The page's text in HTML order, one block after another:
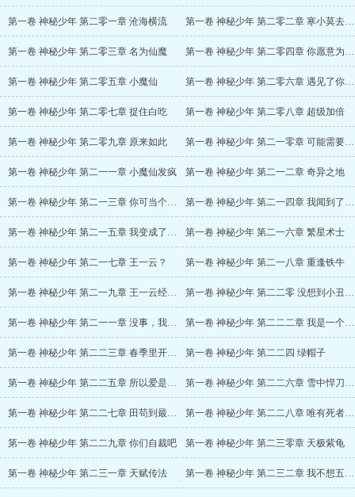
第一卷 神秘少年 第二零一章 沧海横流 第一卷 神秘少年 第二零二章 寒小莫去哪了
第一卷 神秘少年 第二零三章 名为仙魔 第一卷 神秘少年 第二零四章 你愿意为我而死吗
第一卷 神秘少年 第二零五章 小魔仙 第一卷 神秘少年 第二零六章 遇见了你我就哦哦哦哦哦
第一卷 神秘少年 第二零七章 捉住白吃 第一卷 神秘少年 第二零八章 超级加倍
第一卷 神秘少年 第二零九章 原来如此 第一卷 神秘少年 第二一零章 可能需要截肢
第一卷 神秘少年 第二一一章 小魔仙发疯 第一卷 神秘少年 第二一二章 奇异之地
第一卷 神秘少年 第二一三章 你可当个人吧 第一卷 神秘少年 第二一四章 我闻到了装比的气息
第一卷 神秘少年 第二一五章 我变成了我讨厌的样子 第一卷 神秘少年 第二一六章 繁星术士
第一卷 神秘少年 第二一七章 王一云？ 第一卷 神秘少年 第二一八章 重逢铁牛
第一卷 神秘少年 第二一九章 王一云经典语录 第一卷 神秘少年 第二二零 没想到小丑竟是我自己
第一卷 神秘少年 第二一一章 没事，我溜达 第一卷 神秘少年 第二二二章 我是一个好人
第一卷 神秘少年 第二二三章 春季里开花十四五六 第一卷 神秘少年 第二二四 绿帽子
第一卷 神秘少年 第二二五章 所以爱是会消失的对吗 第一卷 神秘少年 第二二六章 雪中悍刀行，我看行
第一卷 神秘少年 第二二七章 田苟到最后一无所有 第一卷 神秘少年 第二二八章 唯有死者，方能不死！
第一卷 神秘少年 第二二九章 你们自裁吧 第一卷 神秘少年 第二三零章 天极紫龟
第一卷 神秘少年 第二三一章 天赋传法 第一卷 神秘少年 第二三二章 我不想五五开啊！